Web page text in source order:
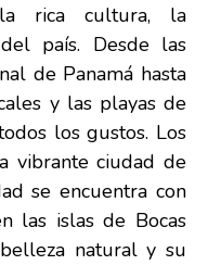
la rica cultura, la
país. Desde las
de Panamá hasta
y las playas de
los gustos. Los
vibrante ciudad de
se encuentra con
las islas de Bocas
natural y su